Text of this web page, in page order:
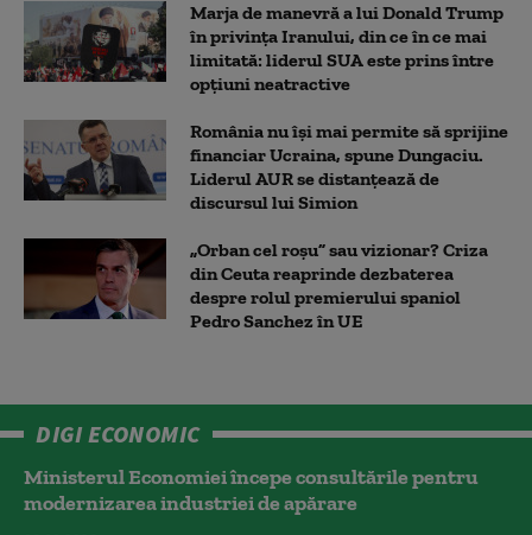
Marja de manevră a lui Donald Trump
în privința Iranului, din ce în ce mai
limitată: liderul SUA este prins între
opțiuni neatractive
România nu își mai permite să sprijine
financiar Ucraina, spune Dungaciu.
Liderul AUR se distanțează de
discursul lui Simion
„Orban cel roșu” sau vizionar? Criza
din Ceuta reaprinde dezbaterea
despre rolul premierului spaniol
Pedro Sanchez în UE
DIGI ECONOMIC
Ministerul Economiei începe consultările pentru
modernizarea industriei de apărare